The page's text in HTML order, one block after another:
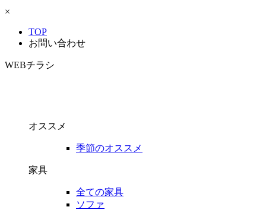
×
TOP
お問い合わせ
WEBチラシ
オススメ
季節のオススメ
家具
全ての家具
ソファ